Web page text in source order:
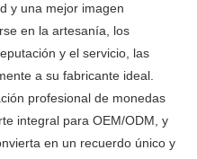
y una mejor imagen
en la artesanía, los
y el servicio, las
a su fabricante ideal.
profesional de monedas
integral para OEM/ODM, y
en un recuerdo único y